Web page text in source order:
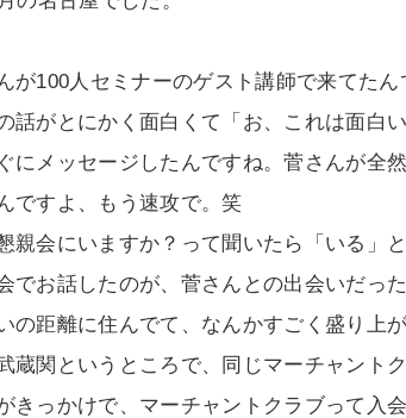
が100人セミナーのゲスト講師で来てた
話がとにかく面白くて「お、これは面白
にメッセージしたんですね。菅さんが全
ですよ、もう速攻で。笑
親会にいますか？って聞いたら「いる」
でお話したのが、菅さんとの出会いだっ
の距離に住んでて、なんかすごく盛り上
蔵関というところで、同じマーチャント
きっかけで、マーチャントクラブって入